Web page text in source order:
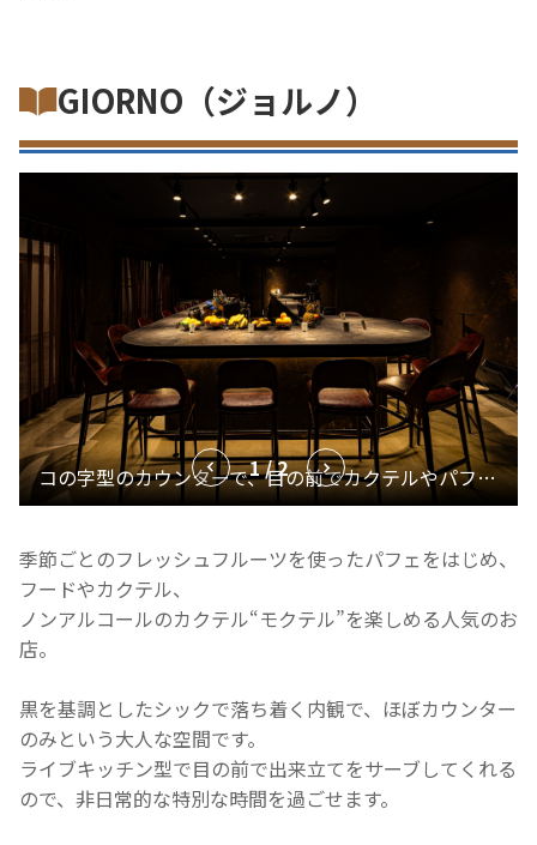
GIORNO（ジョルノ）
1 / 2
季節ごとのフレッシュフルーツを使ったパフェをはじめ、
フードやカクテル、
ノンアルコールのカクテル“モクテル”を楽しめる人気のお
店。
黒を基調としたシックで落ち着く内観で、ほぼカウンター
のみという大人な空間です。
ライブキッチン型で目の前で出来立てをサーブしてくれる
ので、非日常的な特別な時間を過ごせます。